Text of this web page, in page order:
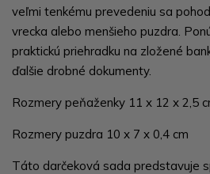
veľmi tenkému prevedeniu sa
vrecka alebo menšieho puzdra.
praktickú priehradku na zložené
ďalšie drobné dokumenty.
Rozmery peňaženky 11 x 12 x 2,5
Rozmery puzdra 10 x 7 x 0,4 cm
Táto darčeková sada predstavuje